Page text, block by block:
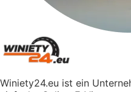
Winiety24.eu ist ein